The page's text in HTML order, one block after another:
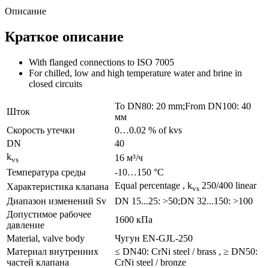
Описание
Краткое описание
With flanged connections to ISO 7005
For chilled, low and high temperature water and brine in
closed circuits
Шток
To DN80: 20 mm;From DN100: 40
мм
Скорость утечки
0…0.02 % of kvs
DN
40
kvs
16 м³/ч
Температура среды
-10…150 °C
Характеристика клапана
Equal percentage , kvs 250/400 linear
Диапазон изменений Sv
DN 15...25: >50;DN 32...150: >100
Допустимое рабочее
давление
1600 кПа
Material, valve body
Чугун EN-GJL-250
Материал внутренних
частeй клапана
≤ DN40: CrNi steel / brass , ≥ DN50:
CrNi steel / bronze